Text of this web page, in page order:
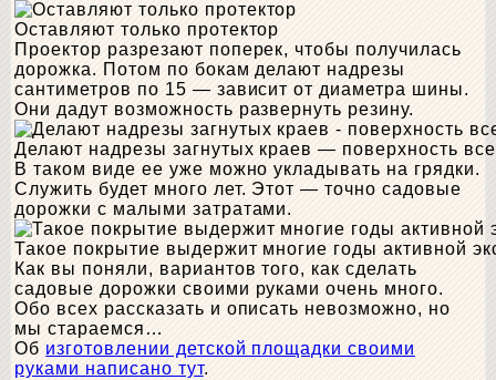
Оставляют только протектор
Проектор разрезают поперек, чтобы получилась
дорожка. Потом по бокам делают надрезы
сантиметров по 15 — зависит от диаметра шины.
Они дадут возможность развернуть резину.
Делают надрезы загнутых краев — поверхность
В таком виде ее уже можно укладывать на грядки.
Служить будет много лет. Этот — точно садовые
дорожки с малыми затратами.
Такое покрытие выдержит многие годы активной
Как вы поняли, вариантов того, как сделать
садовые дорожки своими руками очень много.
Обо всех рассказать и описать невозможно, но
мы стараемся…
Об изготовлении детской площадки своими
руками написано тут.